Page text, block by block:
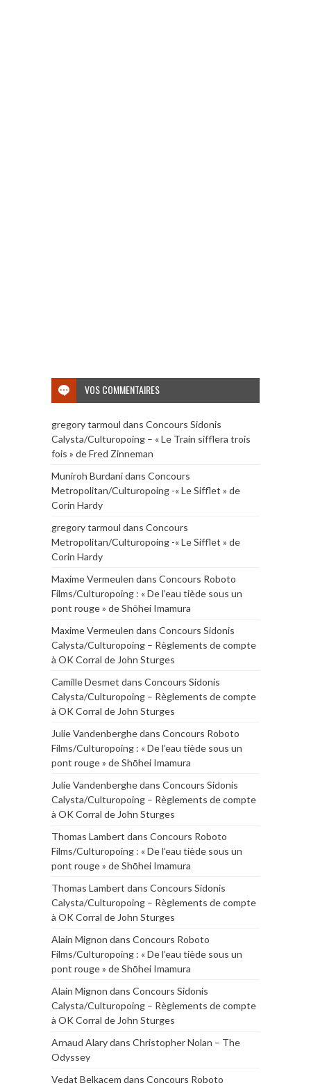
VOS COMMENTAIRES
gregory tarmoul dans Concours Sidonis
Calysta/Culturopoing – « Le Train sifflera trois
fois » de Fred Zinneman
Muniroh Burdanidans Concours
Metropolitan/Culturopoing -« Le Sifflet » de
Corin Hardy
gregory tarmoul dans Concours
Metropolitan/Culturopoing -« Le Sifflet » de
Corin Hardy
Maxime Vermeulen dans Concours Roboto
Films/Culturopoing : « De l’eau tiède sous un
pont rouge » de Shōhei Imamura
Maxime Vermeulen dans Concours Sidonis
Calysta/Culturopoing – Règlements de compte
à OK Corral de John Sturges
Camille Desmet dans Concours Sidonis
Calysta/Culturopoing – Règlements de compte
à OK Corral de John Sturges
Julie Vandenberghedans Concours Roboto
Films/Culturopoing : « De l’eau tiède sous un
pont rouge » de Shōhei Imamura
Julie Vandenberghedans Concours Sidonis
Calysta/Culturopoing – Règlements de compte
à OK Corral de John Sturges
Thomas Lambert dans Concours Roboto
Films/Culturopoing : « De l’eau tiède sous un
pont rouge » de Shōhei Imamura
Thomas Lambert dans Concours Sidonis
Calysta/Culturopoing – Règlements de compte
à OK Corral de John Sturges
Alain Mignon dans Concours Roboto
Films/Culturopoing : « De l’eau tiède sous un
pont rouge » de Shōhei Imamura
Alain Mignon dans Concours Sidonis
Calysta/Culturopoing – Règlements de compte
à OK Corral de John Sturges
Arnaud Alarydans Christopher Nolan – The
Odyssey
Vedat Belkacem dans Concours Roboto